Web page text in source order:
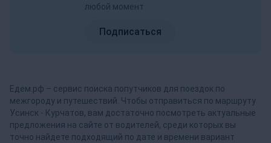
любой момент
Подписаться
Едем.рф – сервис поиска попутчиков для поездок по
межгороду и путешествий. Чтобы отправиться по маршруту
Усинск - Курчатов, вам достаточно посмотреть актуальные
предложения на сайте от водителей, среди которых вы
точно найдете подходящий по дате и времени вариант